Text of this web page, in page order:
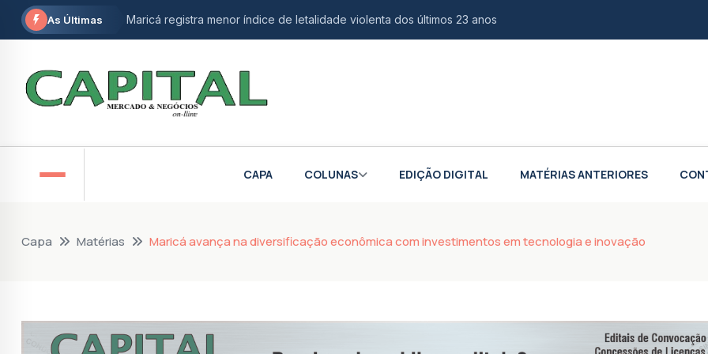
As Últimas Maricá registra menor índice de letalidade violenta dos últimos 23 anos
Prouni 2026 divulga resultado de nova chamada para o 2º semestre
Maricá recebe agências espaciais brasileira e europeia para fortalecer indústria aeroespacial
Vereadora de Niterói e ativista do autismo é confirmada como vice na chapa de Douglas Ruas
Rio de janeiro bate recorde histórico na abertura de empresas no mês de julho
STF derruba restrição e garante isenção fiscal na compra de veículos para PCD e autistas
Aumento de etanol na gasolina divide opiniões sobre impacto em carros
CAPA COLUNAS EDIÇÃO DIGITAL MATÉRIAS ANTERIORES
Capa Matérias Maricá avança na diversificação econômica com investimentos em tecnologia e inovação